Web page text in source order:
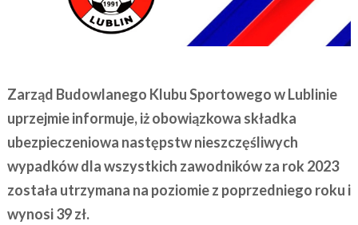
Zarząd Budowlanego Klubu Sportowego w Lublinie
uprzejmie informuje, iż obowiązkowa składka
ubezpieczeniowa następstw nieszczęśliwych
wypadków dla wszystkich zawodników za rok 2023
została utrzymana na poziomie z poprzedniego roku i
wynosi 39 zł.